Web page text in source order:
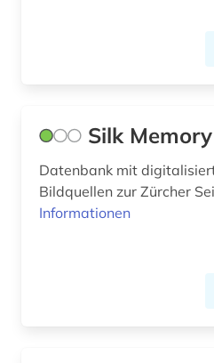
Silk Memory
Datenbank mit
Bildquellen zur Zürcher
Informationen